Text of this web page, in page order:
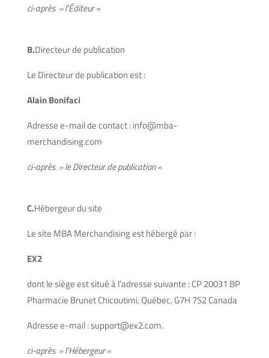
ci-après » l’Éditeur «
B.Directeur de publication
Le Directeur de publication est :
Alain Bonifaci
Adresse e-mail de contact : info@mba-
merchandising.com
ci-après » le Directeur de publication «
C.Hébergeur du site
Le site MBA Merchandising est hébergé par :
EX2
dont le siège est situé à l’adresse suivante : CP 20031 BP
Pharmacie Brunet Chicoutimi, Québec, G7H 7S2 Canada
Adresse e-mail : support@ex2.com.
ci-après » l’Hébergeur «